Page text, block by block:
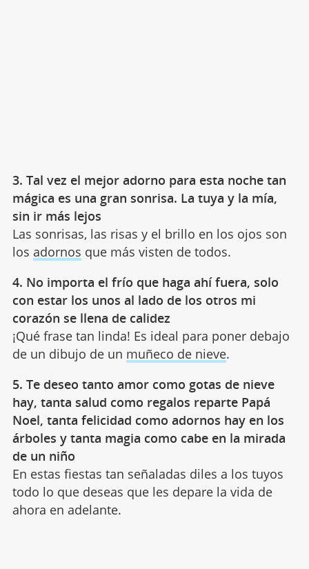
3. Tal vez el mejor adorno para esta noche tan
mágica es una gran sonrisa. La tuya y la mía,
sin ir más lejos
Las sonrisas, las risas y el brillo en los ojos son
los adornos que más visten de todos.
4. No importa el frío que haga ahí fuera, solo
con estar los unos al lado de los otros mi
corazón se llena de calidez
¡Qué frase tan linda! Es ideal para poner debajo
de un dibujo de un muñeco de nieve.
5. Te deseo tanto amor como gotas de nieve
hay, tanta salud como regalos reparte Papá
Noel, tanta felicidad como adornos hay en los
árboles y tanta magia como cabe en la mirada
de un niño
En estas fiestas tan señaladas diles a los tuyos
todo lo que deseas que les depare la vida de
ahora en adelante.